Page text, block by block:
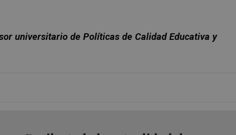
universitario de Políticas de Calidad Educativa y